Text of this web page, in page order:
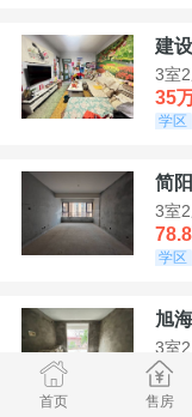
建
3室
35
学区
简
3室
学区
旭
3室
52万
学区
首页 售房